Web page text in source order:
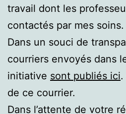
travail dont les
contactés par mes soins.
Dans un souci de
courriers envoyés dans
initiative sont publiés ici.
de ce courrier.
Dans l’attente de votre